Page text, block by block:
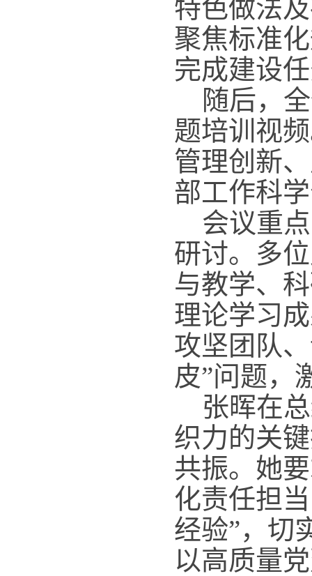
特色做法
聚焦标准
完成建设
随后，
题培训视
管理创新
部工作科
会议重
研讨。多
与教学、
理论学习
攻坚团队
皮”问题，
张晖在
织力的关
共振。 她
化责任担
经验”，切
以高质量